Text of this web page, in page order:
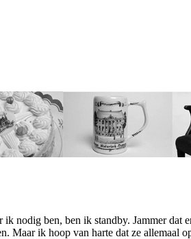
ben, ben ik standby. Jammer dat
Maar ik hoop van harte dat ze allemaal